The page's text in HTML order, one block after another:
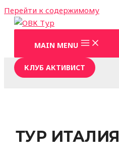
Перейти к содержимому
MAIN MENU
КЛУБ АКТИВИСТ
ТУР ИТАЛИЯ